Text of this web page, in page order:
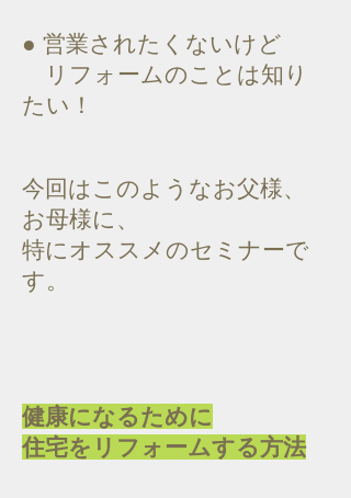
● 営業されたくないけど
リフォームのことは知り
たい！
今回はこのようなお父様、
お母様に、
特にオススメのセミナーで
す。
健康になるために
​住宅をリフォームする方法